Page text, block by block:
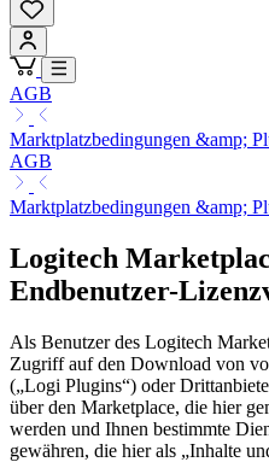
AGB
Marktplatzbedingungen &amp;
AGB
Marktplatzbedingungen &amp;
Logitech
Endbenutzer-
Als Benutzer des Logitech
Zugriff auf den Download von
(„Logi Plugins“) oder
über den Marketplace, die hier
werden und Ihnen bestimmte
gewähren, die hier als „Inhalte